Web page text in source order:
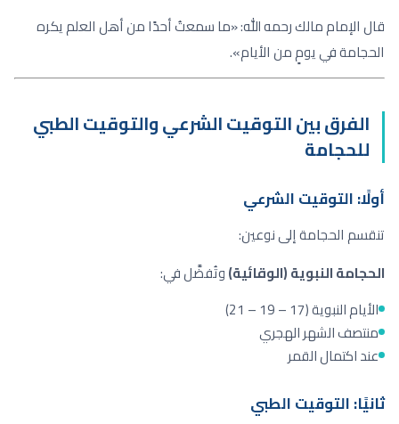
قال الإمام مالك رحمه الله: «ما سمعتُ أحدًا من أهل العلم يكره
الحجامة في يومٍ من الأيام».
الفرق بين التوقيت الشرعي والتوقيت الطبي
للحجامة
أولًا: التوقيت الشرعي
تنقسم الحجامة إلى نوعين:
الحجامة النبوية (الوقائية)وتُفضَّل في:
الأيام النبوية (17 – 19 – 21)
منتصف الشهر الهجري
عند اكتمال القمر
ثانيًا: التوقيت الطبي